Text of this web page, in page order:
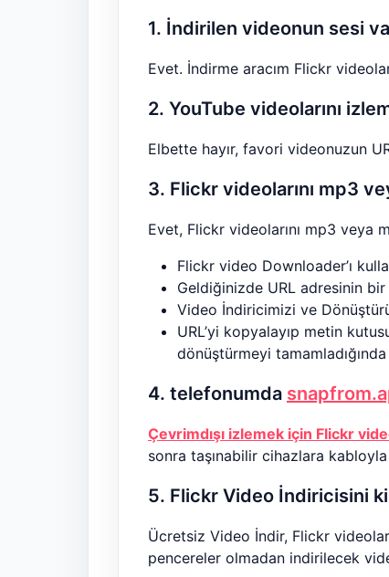
1. İndirilen videonun sesi
Evet. İndirme aracım Flickr
2. YouTube videolarını
Elbette hayır, favori videonuzun
3. Flickr videolarını mp3
Evet, Flickr videolarını mp3 veya
Flickr video Downloader’ı
Geldiğinizde URL adresinin bir
Video İndiricimizi ve
URL’yi kopyalayıp metin
dönüştürmeyi
4. telefonumda
Çevrimdışı izlemek için Flickr
sonra taşınabilir cihazlara
5. Flickr Video İndiricisini
Ücretsiz Video İndir, Flickr
pencereler olmadan indirilecek